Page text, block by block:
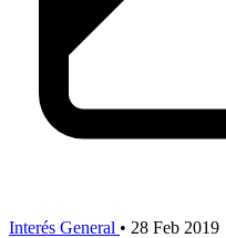
Interés General • 28 Feb 2019